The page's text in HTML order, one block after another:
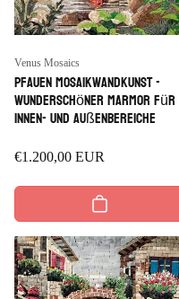
Anbieter:
Venus Mosaics
Pfauen Mosaikwandkunst -
wunderschöner Marmor für
Innen- und Außenbereiche
Regulärer
€1.200,00 EUR